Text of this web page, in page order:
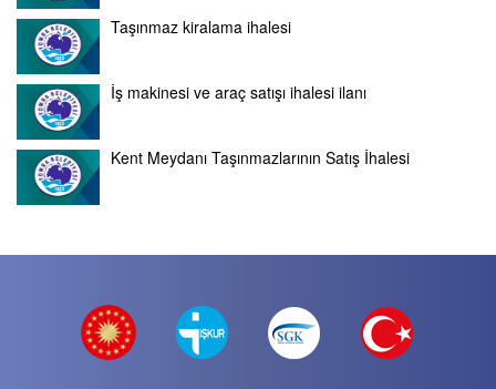
Taşınmaz kiralama ihalesi
İş makinesi ve araç satışı ihalesi ilanı
Kent Meydanı Taşınmazlarının Satış İhalesi